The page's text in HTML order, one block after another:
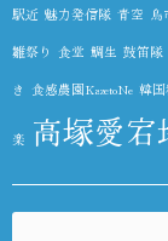
駅近 魅力発信隊 青空 鳥
雛祭り 食堂 鯛生 鼓笛隊
き 食感農園KazetoNe 韓
楽 高塚愛宕